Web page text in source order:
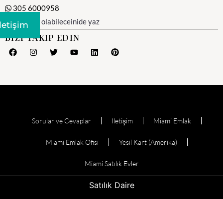
305 6000958
WhatsApp olabileceinide yaz
BIZI TAKIP EDIN
Sorular ve Cevaplar Iletişim Miami Emlak
Miami Emlak Ofisi Yesil Kart (Amerika)
Miami Satılık Evler
Satılık Daire